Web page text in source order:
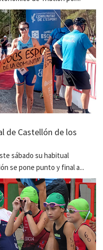
de Castellón de los
sábado su habitual
se pone punto y final a...